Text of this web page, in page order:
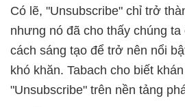
Có lẽ, "Unsubscribe" chỉ trở
nhưng nó đã cho thấy chúng
cách sáng tạo để trở nên nổi
khó khăn. Tabach cho biết
"Unsubscribe" trên nền tảng